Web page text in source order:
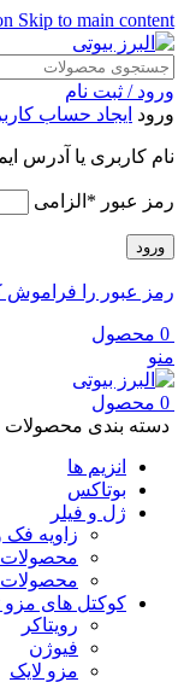
Skip to main content
ورود / ثبت نام
ورود ایجاد حساب
نام کاربری یا آدرس
رمز عبور * الزامی
ورود
رمز عبور را فراموش
0 محصول
منو
0 محصول
دسته بندی محصولات
انزیم ها
بوتاکس
ژل و فیلر
زاویه فک
محصولات
کوکتل های مزو
رویتاکر
فیوژن
مزو لایک